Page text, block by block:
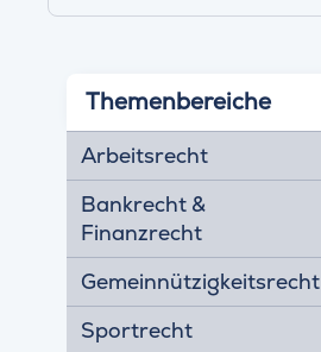
Themenbereiche
Arbeitsrecht
Bankrecht &
Finanzrecht
Gemeinnützigkeitsrecht
Sportrecht